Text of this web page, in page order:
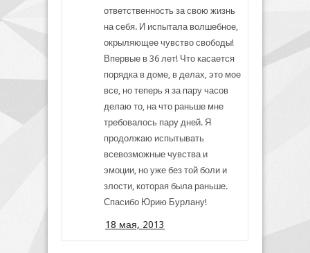
ответственность за свою жизнь
на себя. И испытала волшебное,
окрыляющее чувство свободы!
Впервые в 36 лет! Что касается
порядка в доме, в делах, это мое
все, но теперь я за пару часов
делаю то, на что раньше мне
требовалось пару дней. Я
продолжаю испытывать
всевозможные чувства и
эмоции, но уже без той боли и
злости, которая была раньше.
Спасибо Юрию Бурлану!
18 мая, 2013